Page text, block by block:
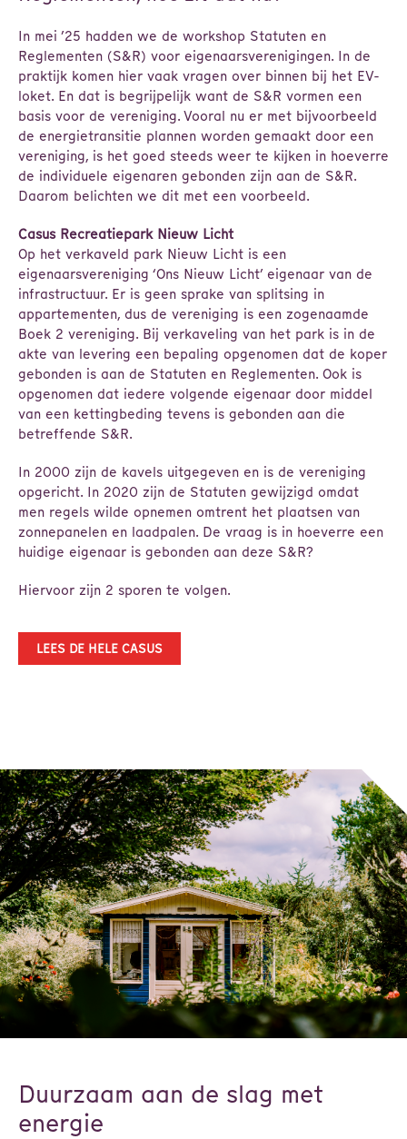
In mei ’25 hadden we de workshop Statuten en
Reglementen (S&R) voor eigenaarsverenigingen. In de
praktijk komen hier vaak vragen over binnen bij het EV-
loket. En dat is begrijpelijk want de S&R vormen een
basis voor de vereniging. Vooral nu er met bijvoorbeeld
de energietransitie plannen worden gemaakt door een
vereniging, is het goed steeds weer te kijken in hoeverre
de individuele eigenaren gebonden zijn aan de S&R.
Daarom belichten we dit met een voorbeeld.
Casus Recreatiepark Nieuw Licht
Op het verkaveld park Nieuw Licht is een
eigenaarsvereniging ‘Ons Nieuw Licht’ eigenaar van de
infrastructuur. Er is geen sprake van splitsing in
appartementen, dus de vereniging is een zogenaamde
Boek 2 vereniging. Bij verkaveling van het park is in de
akte van levering een bepaling opgenomen dat de koper
gebonden is aan de Statuten en Reglementen. Ook is
opgenomen dat iedere volgende eigenaar door middel
van een kettingbeding tevens is gebonden aan die
betreffende S&R.
In 2000 zijn de kavels uitgegeven en is de vereniging
opgericht. In 2020 zijn de Statuten gewijzigd omdat
men regels wilde opnemen omtrent het plaatsen van
zonnepanelen en laadpalen. De vraag is in hoeverre een
huidige eigenaar is gebonden aan deze S&R?
Hiervoor zijn 2 sporen te volgen.
LEES DE HELE CASUS
Duurzaam aan de slag met
energie